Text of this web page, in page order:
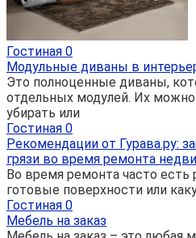
Гостиная 0
Модульные диваны в
Это полноценные диваны,
отдельных модулей. Их
убирать или
Гостиная 0
Рекомендации от Гурава.ру:
грязи во время ремонта
Во время ремонта часто есть
готовые поверхности или
Гостиная 0
Мебель на заказ